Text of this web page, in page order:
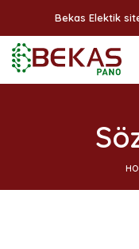
Bekas Elektik